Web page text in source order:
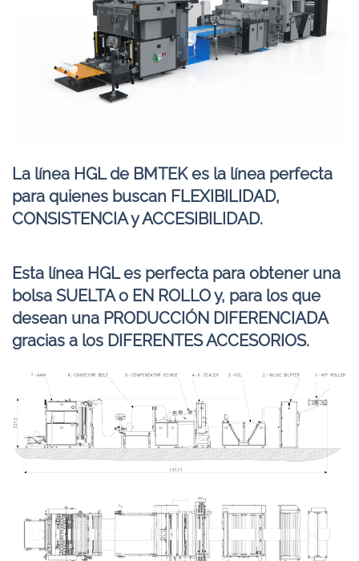
La línea HGL de BMTEK es la línea perfecta
para quienes buscan FLEXIBILIDAD,
CONSISTENCIA y ACCESIBILIDAD.
Esta línea HGL es perfecta para obtener una
bolsa SUELTA o EN ROLLO y, para los que
desean una PRODUCCIÓN DIFERENCIADA
gracias a los DIFERENTES ACCESORIOS.